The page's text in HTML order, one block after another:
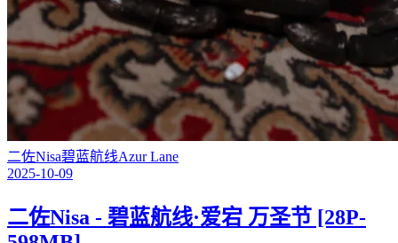
二佐Nisa碧蓝航线Azur Lane
2025-10-09
二佐Nisa - 碧蓝航线·爱宕 万圣节 [28P-